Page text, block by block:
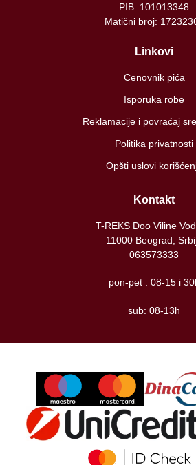
PIB: 101013348
Matični broj:
Linkovi
Cenovnik pića
Isporuka robe
Reklamacije i povraćaj
Politika privatnosti
Opšti uslovi
Kontakt
T-REKS Doo Viline
11000 Beograd,
063573333
pon-pet : 08-15 i
sub: 08-13h